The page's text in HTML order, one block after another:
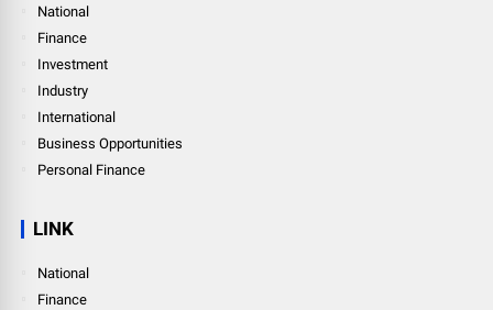
National
Finance
Investment
Industry
International
Business Opportunities
Personal Finance
LINK
National
Finance